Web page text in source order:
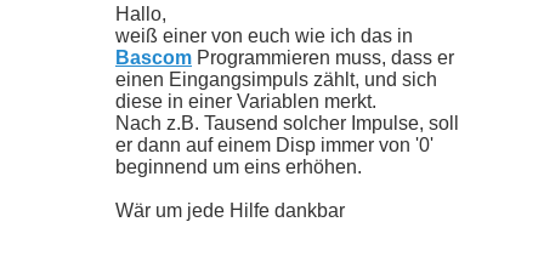
Hallo,
weiß einer von euch wie ich das in
Bascom Programmieren muss, dass er
einen Eingangsimpuls zählt, und sich
diese in einer Variablen merkt.
Nach z.B. Tausend solcher Impulse, soll
er dann auf einem Disp immer von '0'
beginnend um eins erhöhen.
Wär um jede Hilfe dankbar